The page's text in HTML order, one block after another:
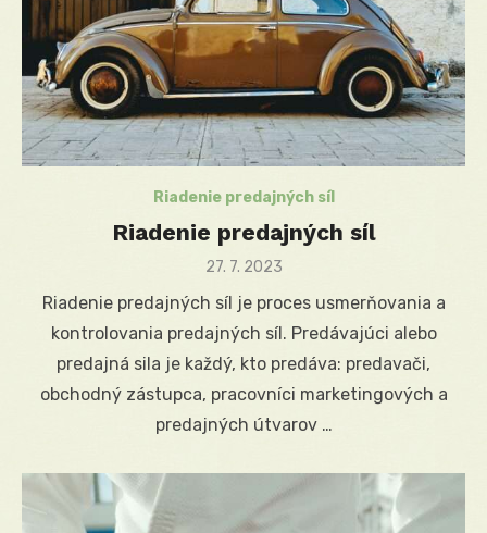
Riadenie predajných síl
Riadenie predajných síl
Posted
27. 7. 2023
Riadenie predajných síl je proces usmerňovania a
kontrolovania predajných síl. Predávajúci alebo
predajná sila je každý, kto predáva: predavači,
obchodný zástupca, pracovníci marketingových a
predajných útvarov …